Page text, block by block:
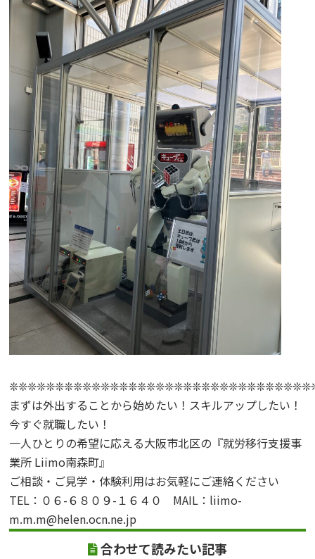
まずは外出することから始めたい！スキルアップしたい！
今すぐ就職したい！
一人ひとりの希望に応える大阪市北区の『就労移行支援事
業所 Liimo南森町』
ご相談・ご見学・体験利用はお気軽にご連絡ください
TEL：０６-６８０９-１６４０ MAIL：liimo-
m.m.m@helen.ocn.ne.jp
合わせて読みたい記事